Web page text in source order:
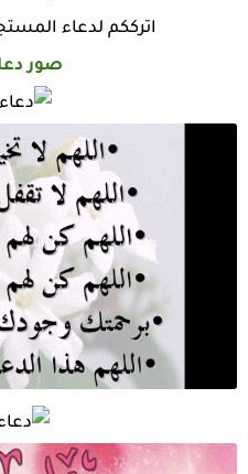
اترككم لدعاء
صور